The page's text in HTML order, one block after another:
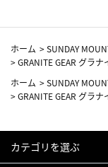
ホーム >SUNDAY
>GRANITE GEAR グラ
ホーム >SUNDAY
>GRANITE GEAR グラ
カテゴリを選ぶ